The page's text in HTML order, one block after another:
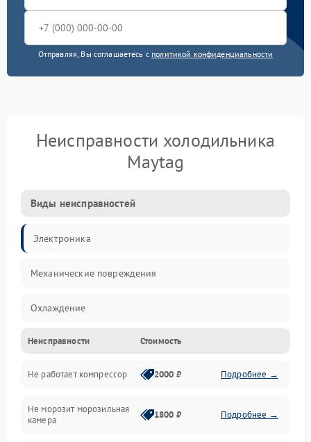
Отправляя, Вы соглашаетесь с политикой конфиденциальности
Неисправности холодильника
Maytag
Виды неисправностей
Электроника
Механические повреждения
Охлаждение
Механика
Электропитание
Дренаж
Неисправности Стоимость
Не работает компрессор 2000 ₽ Подробнее →
Не морозит морозильная
камера
1800 ₽ Подробнее →